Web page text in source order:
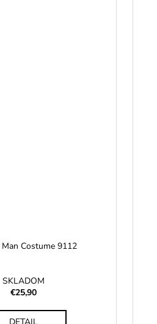
Costume 9112
SKLADOM
€25,90
DETAIL